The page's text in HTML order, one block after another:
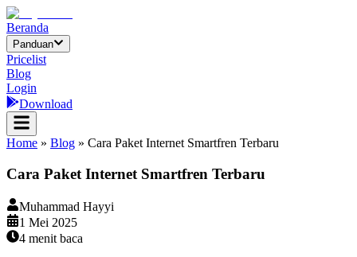
Beranda
Panduan
Pricelist
Blog
Login
Download
Home » Blog » Cara Paket Internet Smartfren Terbaru
Cara Paket Internet Smartfren Terbaru
Muhammad Hayyi
1 Mei 2025
4 menit baca